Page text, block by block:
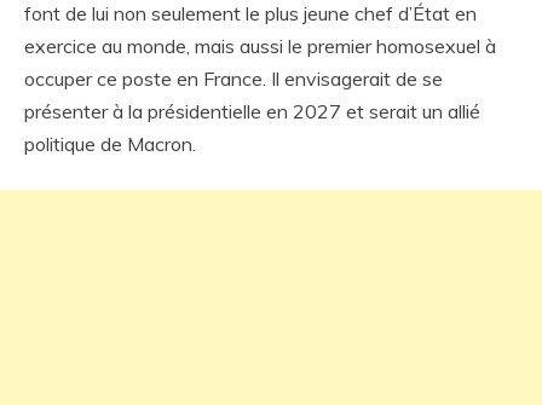
font de lui non seulement le plus jeune chef d’État en
exercice au monde, mais aussi le premier homosexuel à
occuper ce poste en France. Il envisagerait de se
présenter à la présidentielle en 2027 et serait un allié
politique de Macron.